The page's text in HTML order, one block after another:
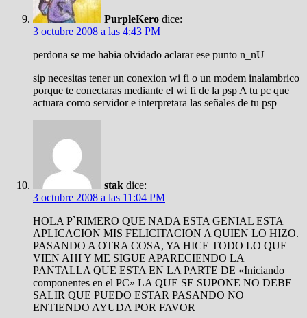
PurpleKero dice:
3 octubre 2008 a las 4:43 PM
perdona se me habia olvidado aclarar ese punto n_nU
sip necesitas tener un conexion wi fi o un modem inalambrico
porque te conectaras mediante el wi fi de la psp A tu pc que
actuara como servidor e interpretara las señales de tu psp
stak dice:
3 octubre 2008 a las 11:04 PM
HOLA P`RIMERO QUE NADA ESTA GENIAL ESTA
APLICACION MIS FELICITACION A QUIEN LO HIZO.
PASANDO A OTRA COSA, YA HICE TODO LO QUE
VIEN AHI Y ME SIGUE APARECIENDO LA
PANTALLA QUE ESTA EN LA PARTE DE «Iniciando
componentes en el PC» LA QUE SE SUPONE NO DEBE
SALIR QUE PUEDO ESTAR PASANDO NO
ENTIENDO AYUDA POR FAVOR